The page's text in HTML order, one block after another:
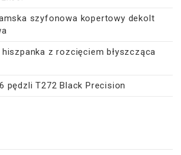
szyfonowa kopertowy dekolt
z rozcięciem błyszcząca
pędzli T272 Black Precision